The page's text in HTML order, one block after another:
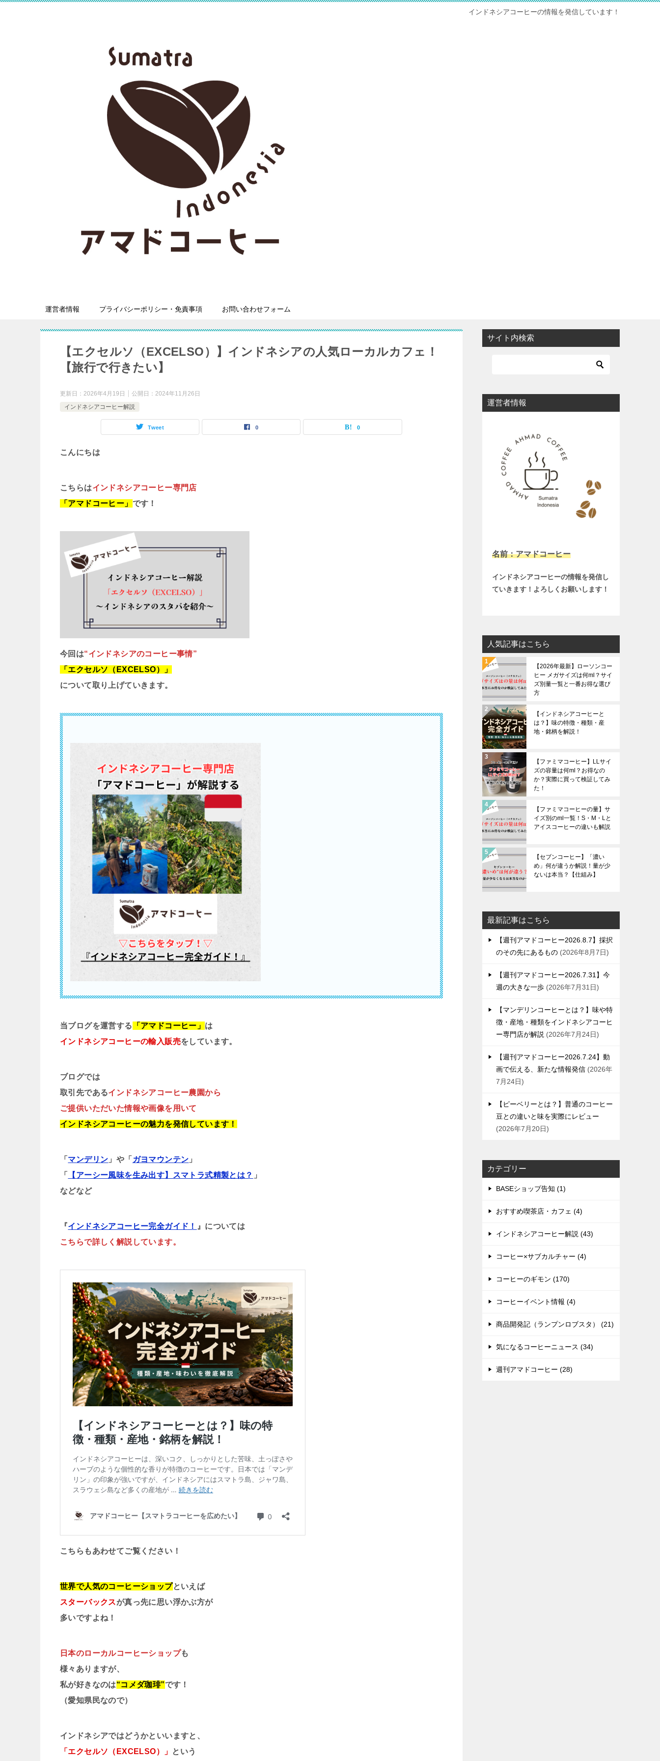
インドネシアコーヒーの情報を発信しています！
運営者情報 プライバシーポリシー・免責事項 お問い合わせフォーム
【エクセルソ（EXCELSO）】インドネシアの人気ローカルカフェ！
【旅行で行きたい】
更新日： 2026年4月19日 公開日： 2024年11月26日
インドネシアコーヒー解説
Tweet 0 0
こんにちは
こちらはインドネシアコーヒー専門店
「アマドコーヒー」 です！
今回は“インドネシアのコーヒー事情”
「エクセルソ（EXCELSO）」
について取り上げていきます。
当ブログを運営する 「アマドコーヒー」 は
インドネシアコーヒーの輸入販売をしています。
ブログでは
取引先であるインドネシアコーヒー農園から
ご提供いただいた情報や画像を用いて
インドネシアコーヒーの魅力を発信しています！
「 マンデリン 」や「 ガヨマウンテン 」
「
【アーシー風味を生み出す】スマトラ式精製とは？ 」
などなど
『インドネシアコーヒー完全ガイド！
』については
こちらで詳しく解説しています。
こちらもあわせてご覧ください！
世界で人気のコーヒーショップといえば
スターバックスが真っ先に思い浮かぶ方が
多いですよね！
日本のローカルコーヒーショップも
様々ありますが、
私が好きなのは“コメダ珈琲”です！
（愛知県民なので）
インドネシアではどうかといいますと、
「エクセルソ（EXCELSO）」 という
サイト内検索
運営者情報
名前：アマドコーヒー
インドネシアコーヒーの情報を発信し
ていきます！よろしくお願いします！
人気記事はこちら
【2026年最新】ローソンコー
ヒー メガサイズは何ml？サイ
ズ別量一覧と一番お得な選び
方
【インドネシアコーヒーと
は？】味の特徴・種類・産
地・銘柄を解説！
【ファミマコーヒー】LLサイ
ズの容量は何ml？お得なの
か？実際に買って検証してみ
た！
【ファミマコーヒーの量】サ
イズ別のml一覧！S・M・Lと
アイスコーヒーの違いも解説
【セブンコーヒー】「濃い
め」何が違うか解説！量が少
ないは本当？【仕組み】
最新記事はこちら
【週刊アマドコーヒー2026.8.7】採択
のその先にあるもの 2026年8月7日
【週刊アマドコーヒー2026.7.31】今
週の大きな一歩 2026年7月31日
【マンデリンコーヒーとは？】味や特
徴・産地・種類をインドネシアコーヒ
ー専門店が解説 2026年7月24日
【週刊アマドコーヒー2026.7.24】動
画で伝える、新たな情報発信 2026年
7月24日
【ピーベリーとは？】普通のコーヒー
豆との違いと味を実際にレビュー
2026年7月20日
カテゴリー
BASEショップ告知 (1)
おすすめ喫茶店・カフェ (4)
インドネシアコーヒー解説 (43)
コーヒー×サブカルチャー (4)
コーヒーのギモン (170)
コーヒーイベント情報 (4)
商品開発記（ランプンロブスタ） (21)
気になるコーヒーニュース (34)
週刊アマドコーヒー (28)